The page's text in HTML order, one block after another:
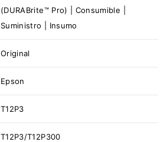
(DURABrite™ Pro) | Consumible |
Suministro | Insumo
Original
Epson
T12P3
T12P3/T12P300